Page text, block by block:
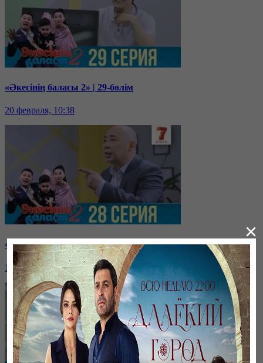
«Әкесінің баласы 2» | 29-бөлім
20 февраля, 10:38
«Әкесінің баласы 2» | 28-бөлім
17 февраля, 09:51
×